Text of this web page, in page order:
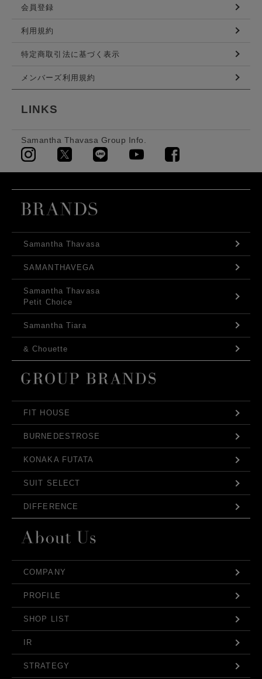
会員登録
利用規約
特定商取引法に基づく表示
メンバーズ利用規約
LINKS
Samantha Thavasa Group Info.
Samantha Thavasa
SAMANTHAVEGA
Samantha Thavasa
Petit Choice
Samantha Tiara
& Chouette
FIT HOUSE
BURNEDESTROSE
KONAKA FUTATA
SUIT SELECT
DIFFERENCE
COMPANY
PROFILE
SHOP LIST
IR
STRATEGY